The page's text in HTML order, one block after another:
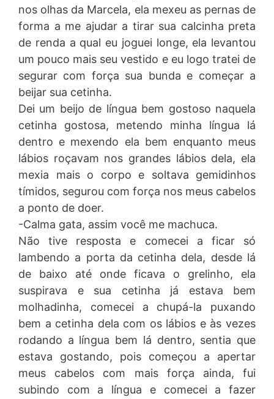
nos olhas da Marcela, ela mexeu as pernas de
forma a me ajudar a tirar sua calcinha preta
de renda a qual eu joguei longe, ela levantou
um pouco mais seu vestido e eu logo tratei de
segurar com força sua bunda e começar a
beijar sua cetinha.
Dei um beijo de língua bem gostoso naquela
cetinha gostosa, metendo minha língua lá
dentro e mexendo ela bem enquanto meus
lábios roçavam nos grandes lábios dela, ela
mexia mais o corpo e soltava gemidinhos
tímidos, segurou com força nos meus cabelos
a ponto de doer.
-Calma gata, assim você me machuca.
Não tive resposta e comecei a ficar só
lambendo a porta da cetinha dela, desde lá
de baixo até onde ficava o grelinho, ela
suspirava e sua cetinha já estava bem
molhadinha, comecei a chupá-la puxando
bem a cetinha dela com os lábios e às vezes
rodando a língua bem lá dentro, sentia que
estava gostando, pois começou a apertar
meus cabelos com mais força ainda, fui
subindo com a língua e comecei a fazer